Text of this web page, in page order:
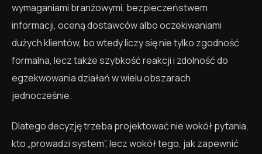
wymaganiami branżowymi, bezpieczeństwem
informacji, oceną dostawców albo oczekiwaniami
dużych klientów, bo wtedy liczy się nie tylko zgodność
formalna, lecz także szybkość reakcji i zdolność do
egzekwowania działań w wielu obszarach
jednocześnie.
Dlatego decyzję trzeba projektować nie wokół pytania,
kto „prowadzi system”, lecz wokół tego, jak zapewnić